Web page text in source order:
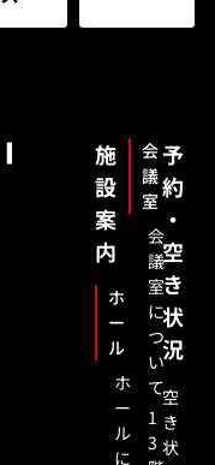
施
設
案
内
ホ
ー
ル
ホ
ー
ル
に
会
議
室
会
議
室
に
つ
い
て
1
3
予
約
・
空
き
状
況
空
き
状